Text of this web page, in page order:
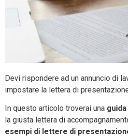
Devi rispondere ad un annuncio di
impostare la lettera di
In questo articolo troverai una
la giusta lettera di
esempi di lettere di